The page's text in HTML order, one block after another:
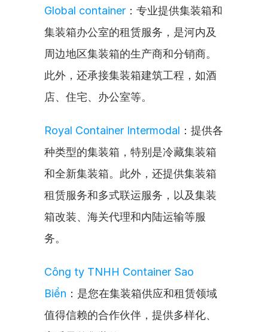
Global container ：专业提供集装箱和
集装箱办公室的租赁服务，是河内及
周边地区集装箱的生产商和分销商。
此外，还承接集装箱建筑工程，如酒
店、住宅、办公室等。
Royal Container Intermodal ：提供各
种类型的集装箱，特别是冷藏集装箱
和全新集装箱。此外，还提供集装箱
租赁服务和多式联运服务，以及集装
箱改装、海关代理和内陆运输等服
务。
Công ty TNHH Container Sao
Biển ：是您在集装箱供应和租赁领域
值得信赖的合作伙伴，提供多样化、